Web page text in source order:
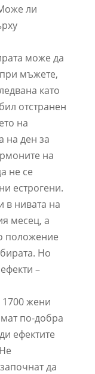
ли
може да
мъжете,
като
отстранен
на
на ден за
на
не се
естрогени.
в нивата на
месец, а
положение
Но
–
1700 жени
по-добра
ефектите
да